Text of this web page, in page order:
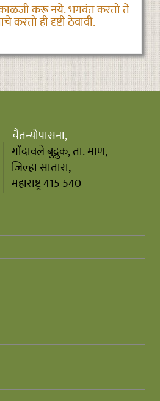
करू नये. भगवंत करतो ते
करतो ही दृष्टी ठेवावी.
चैतन्योपासना,
गोंदावले बुद्रुक, ता. माण,
जिल्हा सातारा,
महाराष्ट्र 415 540